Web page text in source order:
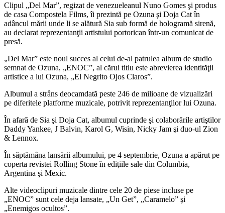
Clipul „Del Mar”, regizat de venezueleanul Nuno Gomes şi produs
de casa Compostela Films, îi prezintă pe Ozuna şi Doja Cat în
adâncul mării unde li se alătură Sia sub formă de hologramă sirenă,
au declarat reprezentanţii artistului portorican într-un comunicat de
presă.
„Del Mar” este noul succes al celui de-al patrulea album de studio
semnat de Ozuna, „ENOC”, al cărui titlu este abrevierea identităţii
artistice a lui Ozuna, „El Negrito Ojos Claros”.
Albumul a strâns deocamdată peste 246 de milioane de vizualizări
pe diferitele platforme muzicale, potrivit reprezentanţilor lui Ozuna.
În afară de Sia şi Doja Cat, albumul cuprinde şi colaborările artiştilor
Daddy Yankee, J Balvin, Karol G, Wisin, Nicky Jam şi duo-ul Zion
& Lennox.
În săptămâna lansării albumului, pe 4 septembrie, Ozuna a apărut pe
coperta revistei Rolling Stone în ediţiile sale din Columbia,
Argentina şi Mexic.
Alte videoclipuri muzicale dintre cele 20 de piese incluse pe
„ENOC” sunt cele deja lansate, „Un Get”, „Caramelo” şi
„Enemigos ocultos”.